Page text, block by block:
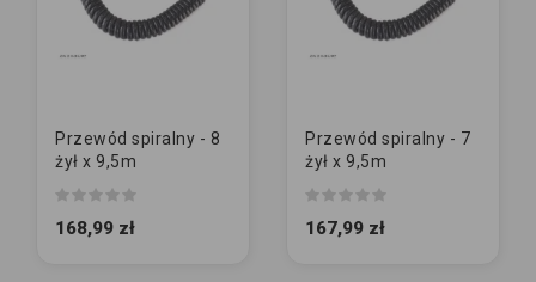
Przewód spiralny - 8
żył x 9,5m
168,99 zł
Przewód spiralny - 7
żył x 9,5m
167,99 zł